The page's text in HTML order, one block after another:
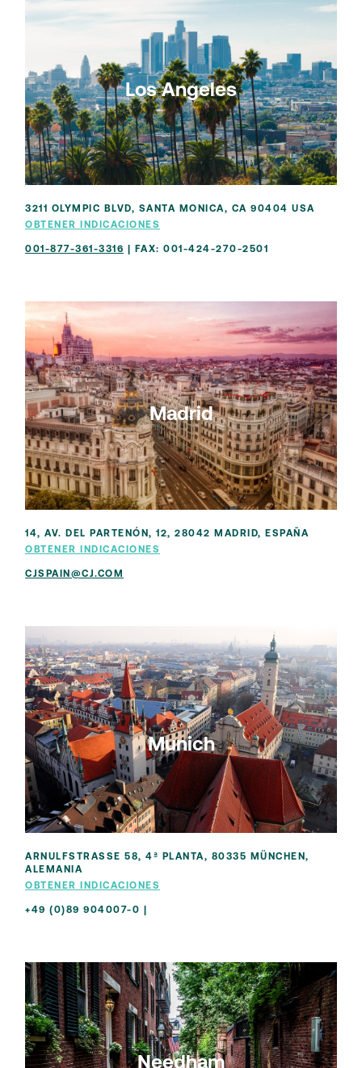
Los Angeles
3211 OLYMPIC BLVD, SANTA MONICA, CA 90404 USA
OBTENER INDICACIONES
001-877-361-3316 | FAX: 001-424-270-2501
Madrid
14, AV. DEL PARTENÓN, 12, 28042 MADRID, ESPAÑA
OBTENER INDICACIONES
CJSPAIN@CJ.COM
Munich
ARNULFSTRASSE 58, 4ª PLANTA, 80335 MÜNCHEN, A
LEMANIA
OBTENER INDICACIONES
+49 (0)89 904007-0 |
Needham